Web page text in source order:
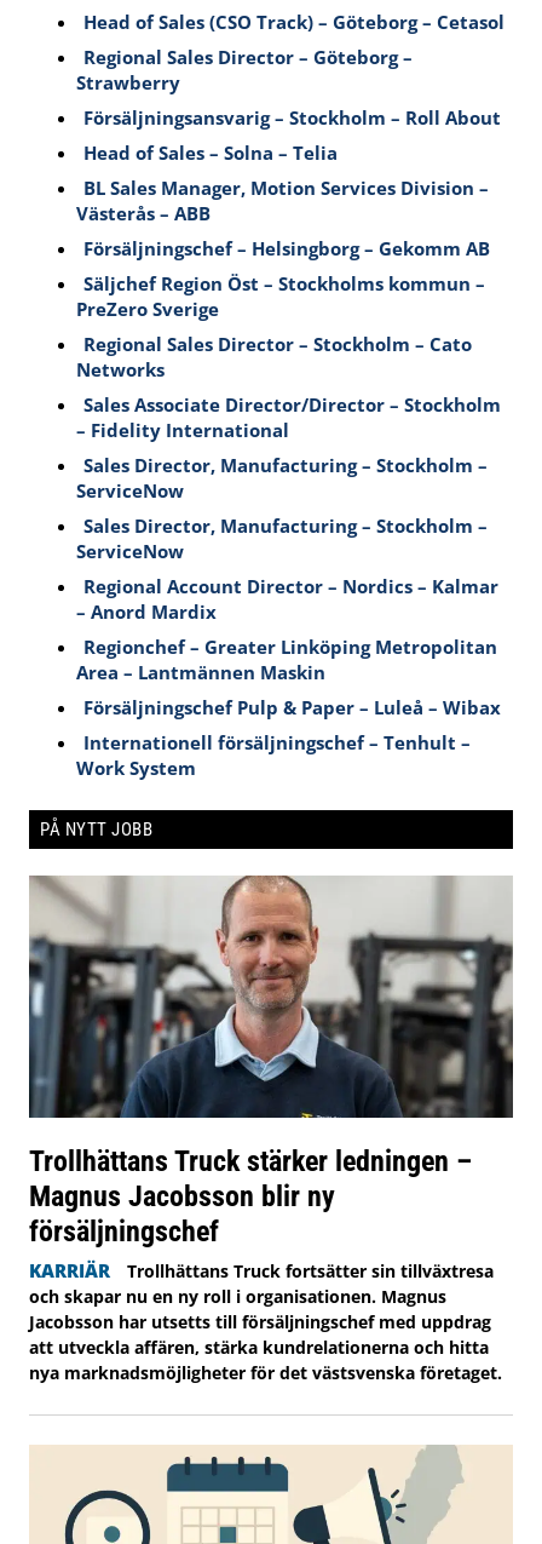
Head of Sales (CSO Track) – Göteborg – Cetasol
Regional Sales Director – Göteborg –
Strawberry
Försäljningsansvarig – Stockholm – Roll About
Head of Sales – Solna – Telia
BL Sales Manager, Motion Services Division –
Västerås – ABB
Försäljningschef – Helsingborg – Gekomm AB
Säljchef Region Öst – Stockholms kommun –
PreZero Sverige
Regional Sales Director – Stockholm – Cato
Networks
Sales Associate Director/Director – Stockholm
– Fidelity International
Sales Director, Manufacturing – Stockholm –
ServiceNow
Sales Director, Manufacturing – Stockholm –
ServiceNow
Regional Account Director – Nordics – Kalmar
– Anord Mardix
Regionchef – Greater Linköping Metropolitan
Area – Lantmännen Maskin
Försäljningschef Pulp & Paper – Luleå – Wibax
Internationell försäljningschef – Tenhult –
Work System
PÅ NYTT JOBB
Trollhättans Truck stärker ledningen –
Magnus Jacobsson blir ny
försäljningschef
KARRIÄR
Trollhättans Truck fortsätter sin tillväxtresa
och skapar nu en ny roll i organisationen. Magnus
Jacobsson har utsetts till försäljningschef med uppdrag
att utveckla affären, stärka kundrelationerna och hitta
nya marknadsmöjligheter för det västsvenska företaget.